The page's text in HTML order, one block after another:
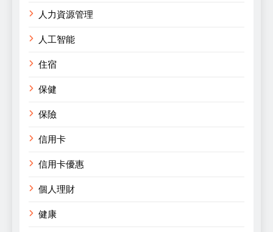
人力資源管理
人工智能
住宿
保健
保險
信用卡
信用卡優惠
個人理財
健康